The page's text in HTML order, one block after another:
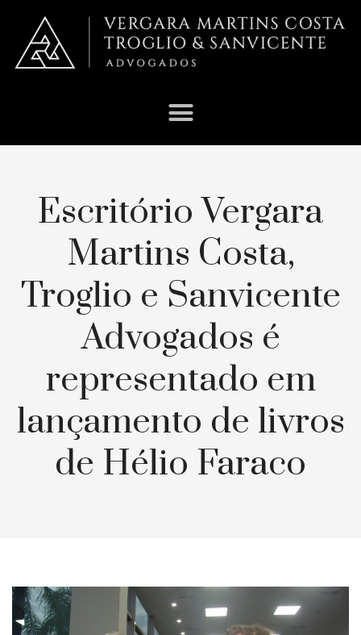
Escritório Vergara
Martins Costa,
Troglio e Sanvicente
Advogados é
representado em
lançamento de livros
de Hélio Faraco